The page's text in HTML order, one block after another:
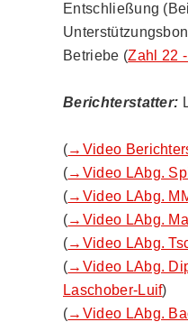
Entschließung
Betriebe (Zahl 22
Berichterstatter:
(→Video
(→Video LAbg.
(→Video LAbg.
(→Video LAbg.
(→Video LAbg.
(→Video LAbg.
Laschober-Luif)
(→Video LAbg.